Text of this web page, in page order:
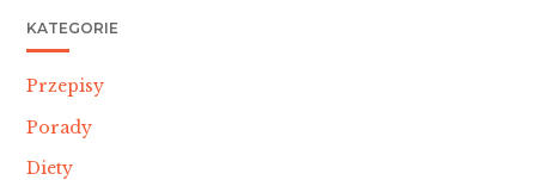
KATEGORIE
Przepisy
Porady
Diety